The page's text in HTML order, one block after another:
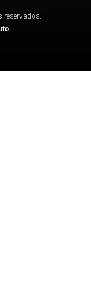
reservados.